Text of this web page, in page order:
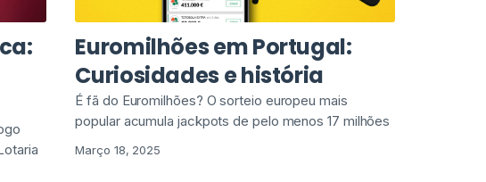
Euromilhões em Portugal:
Curiosidades e história
É fã do Euromilhões? O sorteio europeu mais
popular acumula jackpots de pelo menos 17 milhões
Março 18, 2025